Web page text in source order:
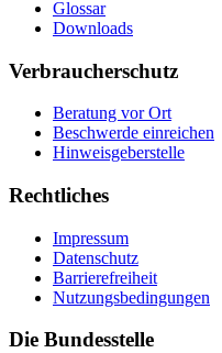
Glossar
Downloads
Verbraucherschutz
Beratung vor Ort
Beschwerde einreichen
Hinweisgeberstelle
Rechtliches
Impressum
Datenschutz
Barrierefreiheit
Nutzungsbedingungen
Die Bundesstelle